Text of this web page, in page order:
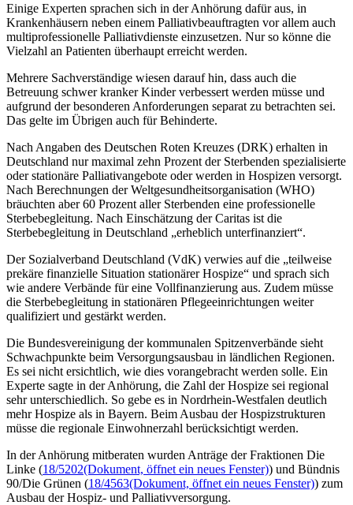
Einige Experten sprachen sich in der Anhörung dafür aus, in
Krankenhäusern neben einem Palliativbeauftragten vor allem auch
multiprofessionelle Palliativdienste einzusetzen. Nur so könne die
Vielzahl an Patienten überhaupt erreicht werden.
Mehrere Sachverständige wiesen darauf hin, dass auch die
Betreuung schwer kranker Kinder verbessert werden müsse und
aufgrund der besonderen Anforderungen separat zu betrachten sei.
Das gelte im Übrigen auch für Behinderte.
Nach Angaben des Deutschen Roten Kreuzes (DRK) erhalten in
Deutschland nur maximal zehn Prozent der Sterbenden spezialisierte
oder stationäre Palliativangebote oder werden in Hospizen versorgt.
Nach Berechnungen der Weltgesundheitsorganisation (WHO)
bräuchten aber 60 Prozent aller Sterbenden eine professionelle
Sterbebegleitung. Nach Einschätzung der Caritas ist die
Sterbebegleitung in Deutschland „erheblich unterfinanziert“.
Der Sozialverband Deutschland (VdK) verwies auf die „teilweise
prekäre finanzielle Situation stationärer Hospize“ und sprach sich
wie andere Verbände für eine Vollfinanzierung aus. Zudem müsse
die Sterbebegleitung in stationären Pflegeeinrichtungen weiter
qualifiziert und gestärkt werden.
Die Bundesvereinigung der kommunalen Spitzenverbände sieht
Schwachpunkte beim Versorgungsausbau in ländlichen Regionen.
Es sei nicht ersichtlich, wie dies vorangebracht werden solle. Ein
Experte sagte in der Anhörung, die Zahl der Hospize sei regional
sehr unterschiedlich. So gebe es in Nordrhein-Westfalen deutlich
mehr Hospize als in Bayern. Beim Ausbau der Hospizstrukturen
müsse die regionale Einwohnerzahl berücksichtigt werden.
In der Anhörung mitberaten wurden Anträge der Fraktionen Die
Linke (18/5202(Dokument, öffnet ein neues Fenster)) und Bündnis
90/Die Grünen (18/4563(Dokument, öffnet ein neues Fenster)) zum
Ausbau der Hospiz- und Palliativversorgung.